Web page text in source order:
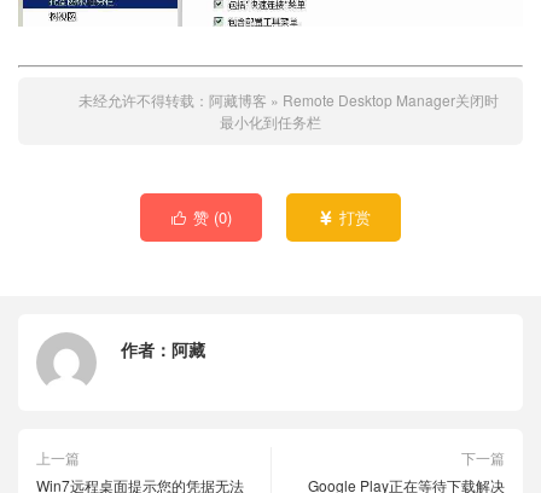
未经允许不得转载： 阿藏博客 » Remote Desktop Manager关闭时
最小化到任务栏
 赞 (0)  打赏
作者： 阿藏
上一篇
Win7远程桌面提示您的凭据无法
下一篇
Google Play正在等待下载解决